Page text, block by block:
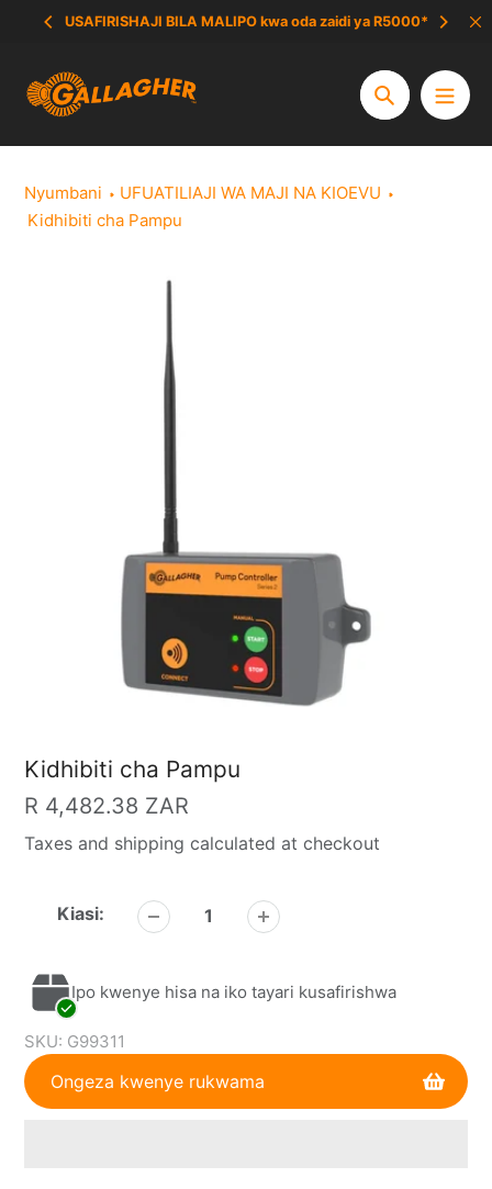
yaliyomo
USAFIRISHAJI BILA MALIPO kwa oda zaidi ya R5000*
Tafuta
Nyumbani
UFUATILIAJI WA MAJI NA KIOEVU
Kidhibiti cha Pampu
Kidhibiti cha Pampu
Bei
ya
R 4,482.38 ZAR
Taxes and shipping calculated at checkout
Kiasi:
Ipo kwenye hisa na iko tayari kusafirishwa
SKU: G99311
Ongeza kwenye rukwama